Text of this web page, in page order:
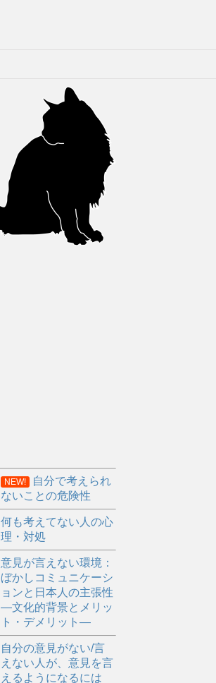
NEW!
自分で考えられ
ないことの危険性
何も考えてない人の心
理・対処
意見が言えない環境：
ぼかしコミュニケーシ
ョンと日本人の主張性
―文化的背景とメリッ
ト・デメリット―
自分の意見がない/言
えない人が、意見を言
えるようになるには